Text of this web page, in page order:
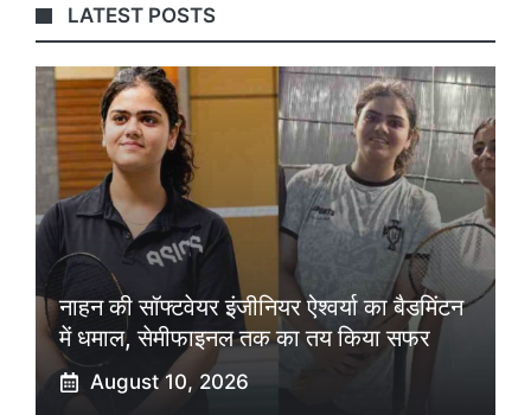
LATEST POSTS
नाहन की सॉफ्टवेयर इंजीनियर ऐश्वर्या का बैडमिंटन
में धमाल, सेमीफाइनल तक का तय किया सफर
August 10, 2026